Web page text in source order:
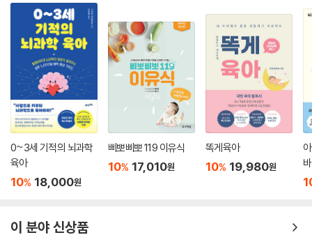
0~3세 기적의 뇌과학
육아
10% 18,000원
삐뽀삐뽀 119 이유식
10% 17,010원
똑게육아
10% 19,980원
이 분야 신상품